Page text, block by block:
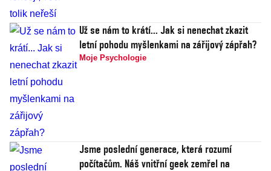
Už se nám to krátí... Jak si nenechat zkazit
letní pohodu myšlenkami na zářijový zápřah?
Moje Psychologie
Jsme poslední generace, která rozumí
počítačům. Náš vnitřní geek zemřel na